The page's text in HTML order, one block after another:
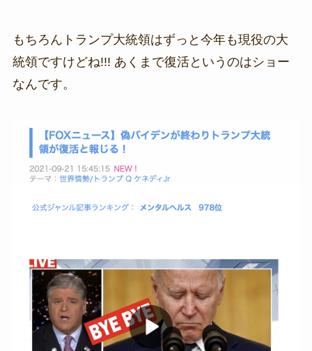
もちろんトランプ大統領はずっと今年も現役の大
統領ですけどね!!! あくまで復活というのはショー
なんです。